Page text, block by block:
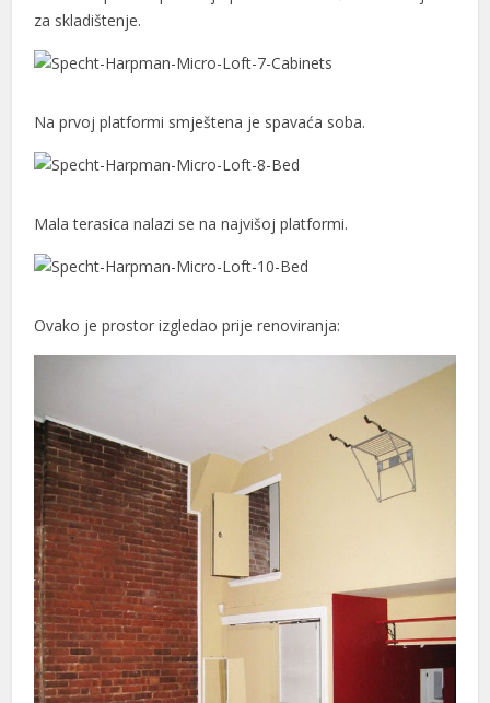
za skladištenje.
Na prvoj platformi smještena je spavaća soba.
Mala terasica nalazi se na najvišoj platformi.
Ovako je prostor izgledao prije renoviranja: